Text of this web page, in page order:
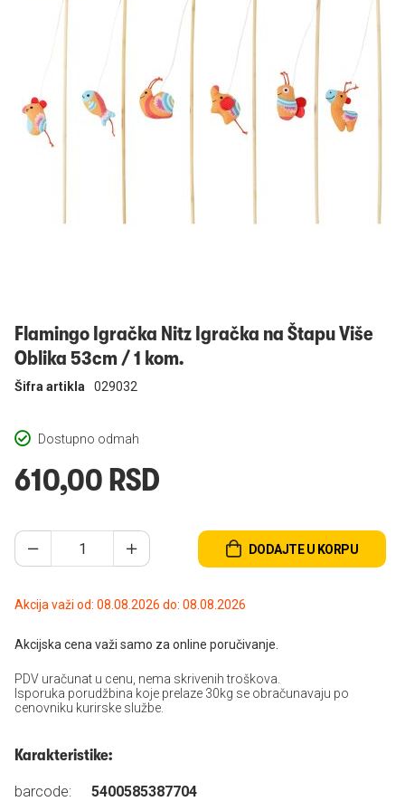
Flamingo Igračka Nitz Igračka na Štapu Više
Oblika 53cm / 1 kom.
Dostupno odmah
Šifra artikla 029032
610,00 RSD
DODAJTE U KORPU
Akcija važi od: 08.08.2026 do: 08.08.2026
Akcijska cena važi samo za online poručivanje.
PDV uračunat u cenu, nema skrivenih troškova.
Isporuka porudžbina koje prelaze 30kg se obračunavaju po
cenovniku kurirske službe.
Karakteristike:
barcode:
5400585387704